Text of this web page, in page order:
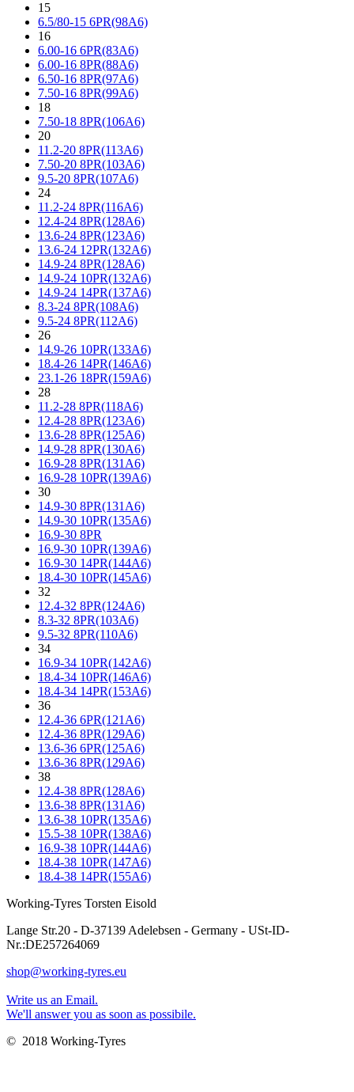
15
6.5/80-15 6PR(98A6)
16
6.00-16 6PR(83A6)
6.00-16 8PR(88A6)
6.50-16 8PR(97A6)
7.50-16 8PR(99A6)
18
7.50-18 8PR(106A6)
20
11.2-20 8PR(113A6)
7.50-20 8PR(103A6)
9.5-20 8PR(107A6)
24
11.2-24 8PR(116A6)
12.4-24 8PR(128A6)
13.6-24 8PR(123A6)
13.6-24 12PR(132A6)
14.9-24 8PR(128A6)
14.9-24 10PR(132A6)
14.9-24 14PR(137A6)
8.3-24 8PR(108A6)
9.5-24 8PR(112A6)
26
14.9-26 10PR(133A6)
18.4-26 14PR(146A6)
23.1-26 18PR(159A6)
28
11.2-28 8PR(118A6)
12.4-28 8PR(123A6)
13.6-28 8PR(125A6)
14.9-28 8PR(130A6)
16.9-28 8PR(131A6)
16.9-28 10PR(139A6)
30
14.9-30 8PR(131A6)
14.9-30 10PR(135A6)
16.9-30 8PR
16.9-30 10PR(139A6)
16.9-30 14PR(144A6)
18.4-30 10PR(145A6)
32
12.4-32 8PR(124A6)
8.3-32 8PR(103A6)
9.5-32 8PR(110A6)
34
16.9-34 10PR(142A6)
18.4-34 10PR(146A6)
18.4-34 14PR(153A6)
36
12.4-36 6PR(121A6)
12.4-36 8PR(129A6)
13.6-36 6PR(125A6)
13.6-36 8PR(129A6)
38
12.4-38 8PR(128A6)
13.6-38 8PR(131A6)
13.6-38 10PR(135A6)
15.5-38 10PR(138A6)
16.9-38 10PR(144A6)
18.4-38 10PR(147A6)
18.4-38 14PR(155A6)
Working-Tyres Torsten Eisold
Lange Str.20 - D-37139 Adelebsen - Germany - USt-ID-
Nr.:DE257264069
shop@working-tyres.eu
Write us an Email.
We'll answer you as soon as possibile.
© 2018 Working-Tyres